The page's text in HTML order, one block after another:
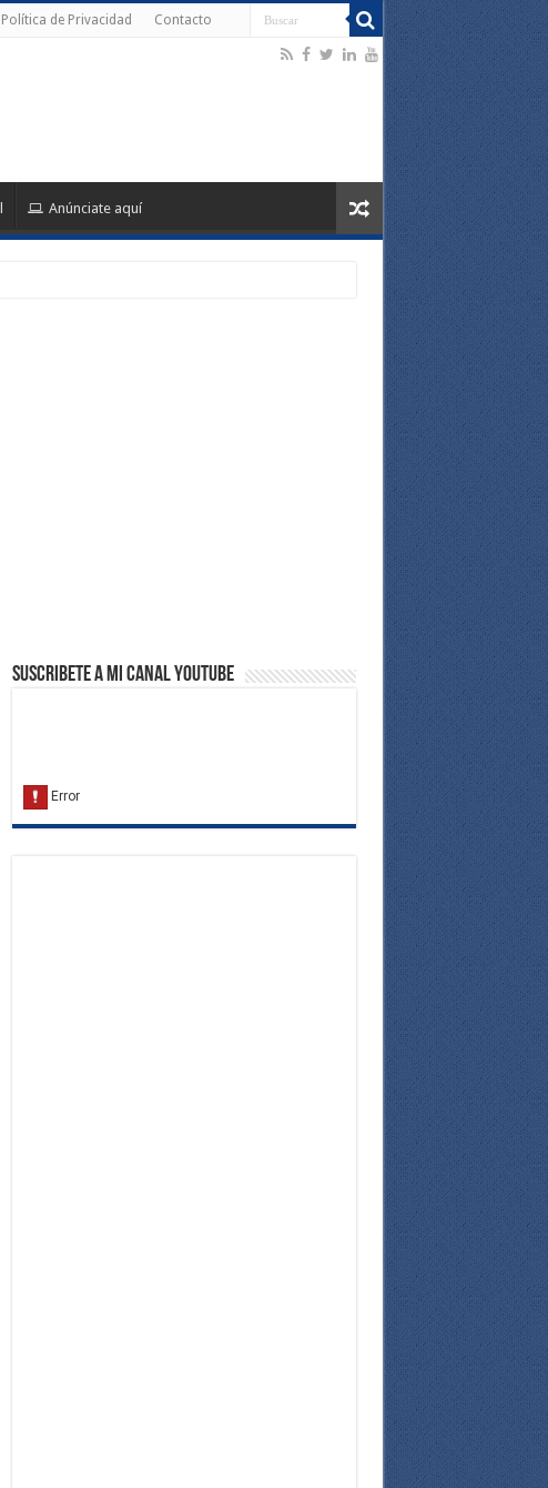
Política de Privacidad Contacto
Anúnciate aquí
Suscribete a Mi Canal Youtube